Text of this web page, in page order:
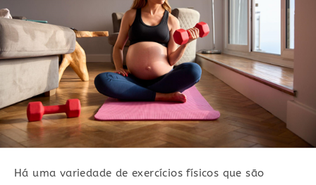
Há uma variedade de exercícios físicos que são